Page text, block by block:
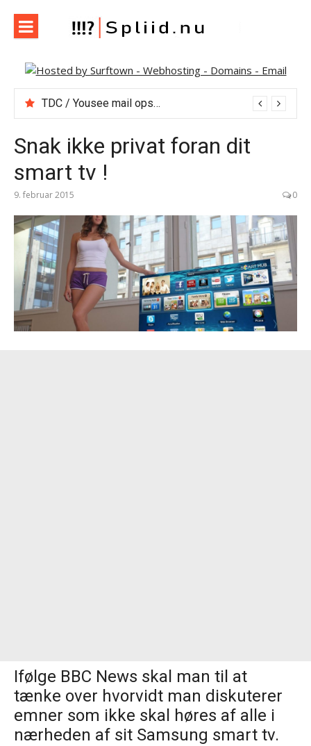
indhold
Spliid.nu
Web, Hverdag, Whatever :-) MIN blog om it, internet og
andet der falder mig ind…
TDC / Yousee mail opsætning, pop3, smtp m.m.
12 themes og hosting med Themeforest
Snak ikke privat foran dit
smart tv !
9. februar 2015 0
Ifølge BBC News skal man til at
tænke over hvorvidt man diskuterer
emner som ikke skal høres af alle i
nærheden af sit Samsung smart tv.